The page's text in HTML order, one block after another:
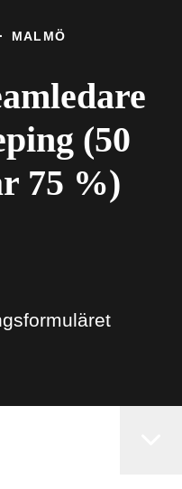
· MALMÖ
(50
75 %)